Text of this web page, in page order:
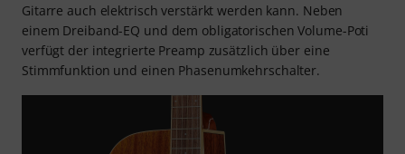
Gitarre auch elektrisch verstärkt werden kann. Neben
einem Dreiband-EQ und dem obligatorischen Volume-Poti
verfügt der integrierte Preamp zusätzlich über eine
Stimmfunktion und einen Phasenumkehrschalter.